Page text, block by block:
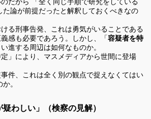
た論が前提だったと解釈しておくべきなの
る刑事告発、これは勇気がいることである
感も必要であろう。しかし、「容疑者を特
進する周辺は如何なものか。
」により、マスメディアから世間に登場
件、これは全く別の観点で捉えなくてはい
。
疑わしい」（検察の見解）